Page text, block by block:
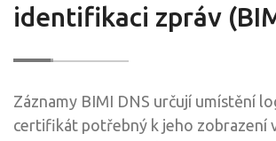
identifikaci zpráv
Záznamy BIMI DNS určují umístění
certifikát potřebný k jeho zobrazení